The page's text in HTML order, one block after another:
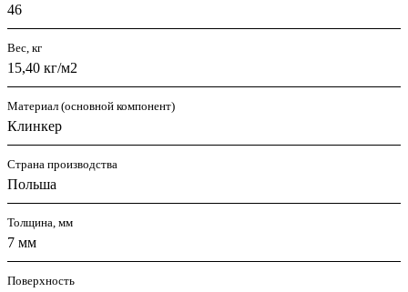
46
Вес, кг
15,40 кг/м2
Материал (основной компонент)
Клинкер
Страна производства
Польша
Толщина, мм
7 мм
Поверхность